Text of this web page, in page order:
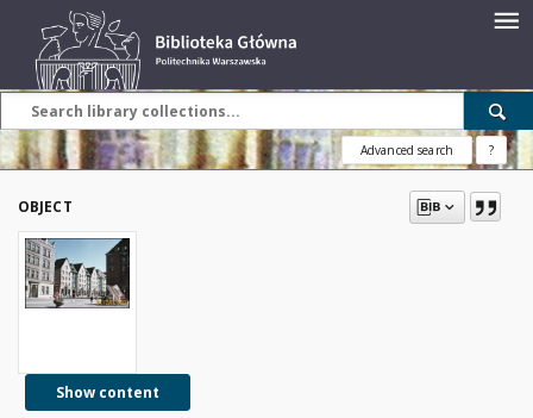
Advanced search ?
OBJECT
Show content